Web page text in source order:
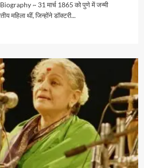
~ 31 मार्च 1865 को पुणे में जन्मी
महिला थीं, जिन्‍होंने डॉक्‍टरी...